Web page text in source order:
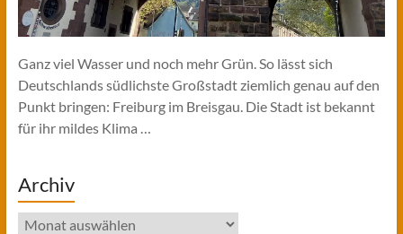
Ganz viel Wasser und noch mehr Grün. So lässt sich
Deutschlands südlichste Großstadt ziemlich genau auf den
Punkt bringen: Freiburg im Breisgau. Die Stadt ist bekannt
für ihr mildes Klima …
Archiv
Archiv